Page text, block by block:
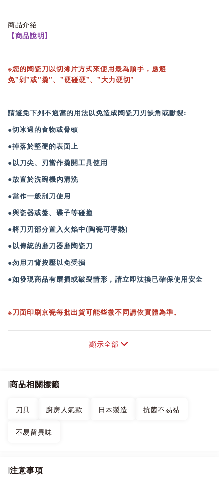
商品介紹
【商品說明】
※您的陶瓷刀以切薄片方式來使用最為順手，應避
免"剁"或"撬"、"硬碰硬"、"大力硬切"
請避免下列不適當的用法以免造成陶瓷刀刃缺角或斷裂:
●切冰過的食物或骨頭
●掉落於堅硬的表面上
●以刀尖、刃當作撬開工具使用
●放置於洗碗機內清洗
●當作一般刮刀使用
●與瓷器或盤、碟子等碰撞
●將刀刃部分置入火焰中(陶瓷可導熱)
●以傳統的磨刀器磨陶瓷刀
●勿用刀背按壓以免受損
●如發現商品有磨損或破裂情形，請立即汰換已確保使用安全
※刀面印刷京瓷每批出貨可能些微不同請依實體為準。
※自行使用需承擔後果，若不明白產品特性不建議購買。
※此商品不提供測試試用不開放體驗。若不能接受請勿購買，拆
【商品特色】
●處理食材後也很容易洗淨，不易發霉腐壞。
顯示全部
商品相關標籤
刀具 廚房人氣款 日本製造 抗菌不易黏
不易留異味
注意事項